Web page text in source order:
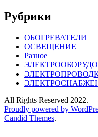
Рубрики
ОБОГРЕВАТЕЛИ
ОСВЕЩЕНИЕ
Разное
All Rights Reserved 2022.
Proudly powered by
Candid Themes.